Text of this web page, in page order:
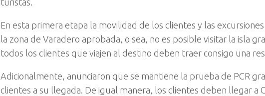
turistas.
En esta primera etapa la movilidad de los clientes y las
la zona de Varadero aprobada, o sea, no es posible visitar la isla
todos los clientes que viajen al destino deben traer consigo una
Adicionalmente, anunciaron que se mantiene la prueba de PCR
clientes a su llegada. De igual manera, los clientes deben llegar a